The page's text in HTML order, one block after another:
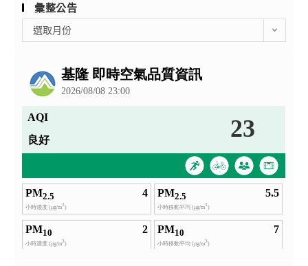
彙整公告
整
選取月份